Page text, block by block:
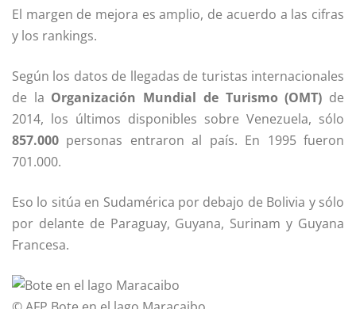
El margen de mejora es amplio, de acuerdo a las cifras
y los rankings.
Según los datos de llegadas de turistas internacionales
de la Organización Mundial de Turismo (OMT) de
2014, los últimos disponibles sobre Venezuela, sólo
857.000 personas entraron al país. En 1995 fueron
701.000.
Eso lo sitúa en Sudamérica por debajo de Bolivia y sólo
por delante de Paraguay, Guyana, Surinam y Guyana
Francesa.